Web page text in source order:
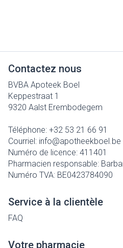
Contactez nous
BVBA Apoteek Boel
Keppestraat 1
9320 Aalst Erembodegem
Téléphone: +32 53 21 66 91
Courriel: info@apotheekboel.be
Numéro de licence: 411401
Pharmacien responsable:
Numéro TVA: BE0423784090
Service à la clientèle
FAQ
Votre pharmacie